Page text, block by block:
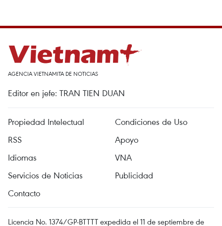
AGENCIA VIETNAMITA DE NOTICIAS
Editor en jefe: TRAN TIEN DUAN
Propiedad Intelectual
Condiciones de Uso
RSS
Apoyo
Idiomas
VNA
Servicios de Noticias
Publicidad
Contacto
Licencia No. 1374/GP-BTTTT expedida el 11 de septiembre de